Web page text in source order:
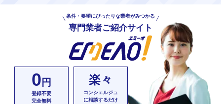
条件・要望にぴったりな業者がみつかる
専門業者ご紹介サイト
0 円
登録不要
完全無料
楽々
コンシェルジュ
に相談するだけ